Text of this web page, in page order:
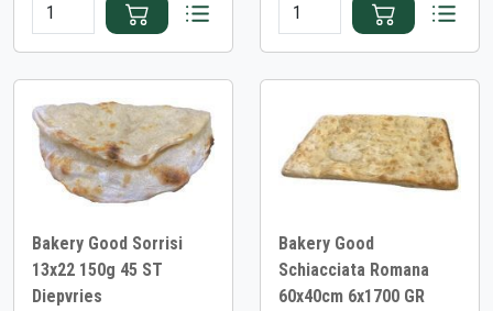
Bakery Good Sorrisi
13x22 150g 45 ST
Diepvries
Bakery Good
Schiacciata Romana
60x40cm 6x1700 GR